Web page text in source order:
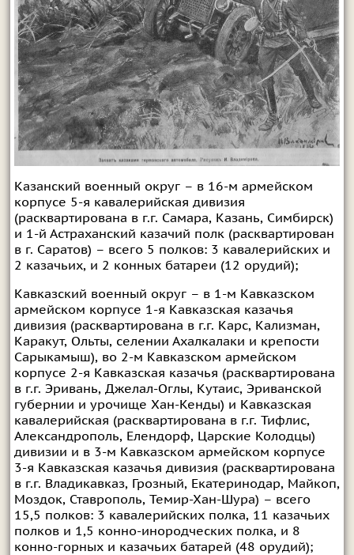
Казанский военный округ – в 16-м армейском
корпусе 5-я кавалерийская дивизия
(расквартирована в г.г. Самара, Казань, Симбирск)
и 1-й Астраханский казачий полк (расквартирован
в г. Саратов) – всего 5 полков: 3 кавалерийских и
2 казачьих, и 2 конных батареи (12 орудий);
Кавказский военный округ – в 1-м Кавказском
армейском корпусе 1-я Кавказская казачья
дивизия (расквартирована в г.г. Карс, Кализман,
Каракут, Ольты, селении Ахалкалаки и крепости
Сарыкамыш), во 2-м Кавказском армейском
корпусе 2-я Кавказская казачья (расквартирована
в г.г. Эривань, Джелал-Оглы, Кутаис, Эриванской
губернии и урочище Хан-Кенды) и Кавказская
кавалерийская (расквартирована в г.г. Тифлис,
Александрополь, Елендорф, Царские Колодцы)
дивизии и в 3-м Кавказском армейском корпусе
3-я Кавказская казачья дивизия (расквартирована
в г.г. Владикавказ, Грозный, Екатеринодар, Майкоп,
Моздок, Ставрополь, Темир-Хан-Шура) – всего
15,5 полков: 3 кавалерийских полка, 11 казачьих
полков и 1,5 конно-инородческих полка, и 8
конно-горных и казачьих батарей (48 орудий);